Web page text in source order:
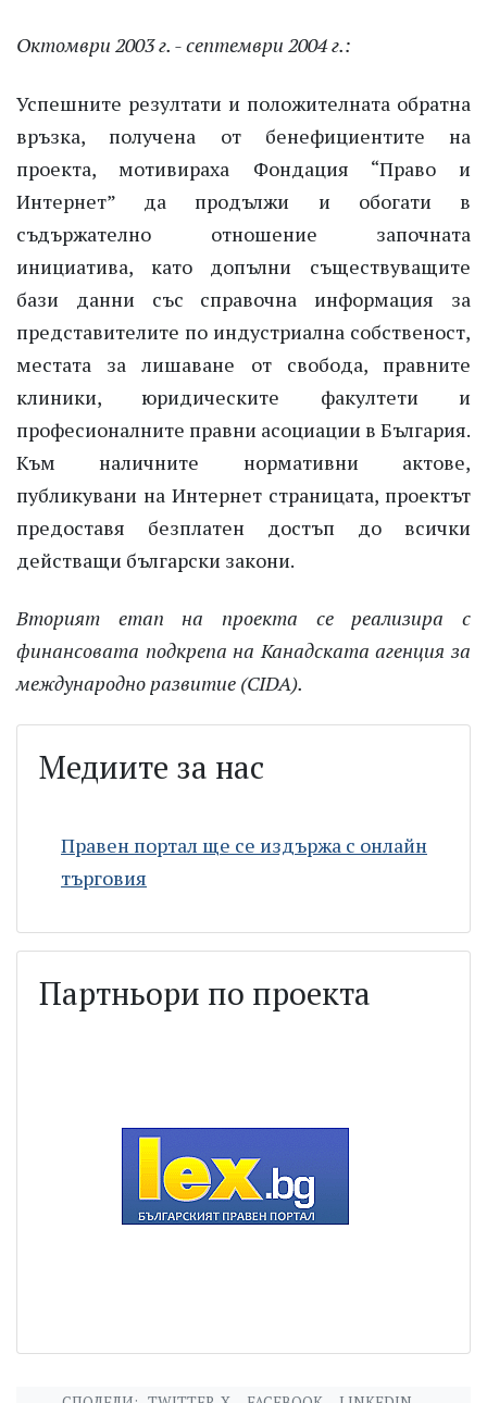
Октомври 2003 г. - септември 2004 г.:
Успешните резултати и положителната обратна
връзка, получена от бенефициентите на
проекта, мотивираха Фондация “Право и
Интернет” да продължи и обогати в
съдържателно отношение започната
инициатива, като допълни съществуващите
бази данни със справочна информация за
представителите по индустриална собственост,
местата за лишаване от свобода, правните
клиники, юридическите факултети и
професионалните правни асоциации в България.
Към наличните нормативни актове,
публикувани на Интернет страницата, проектът
предоставя безплатен достъп до всички
действащи български закони.
Вторият етап на проекта се реализира с
финансовата подкрепа на Канадската агенция за
международно развитие (CIDA).
Медиите за нас
Правен портал ще се издържа с онлайн
търговия
Партньори по проекта